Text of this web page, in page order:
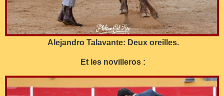
Alejandro Talavante: Deux oreilles.
Et les novilleros :